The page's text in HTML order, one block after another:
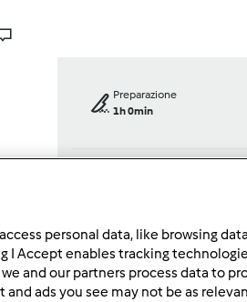
Preparazione
1h 0min
porzione/porzioni
6porzione/porzioni
personal data, like browsing
I Accept enables tracking
and our partners process data to
ads you see may not be as